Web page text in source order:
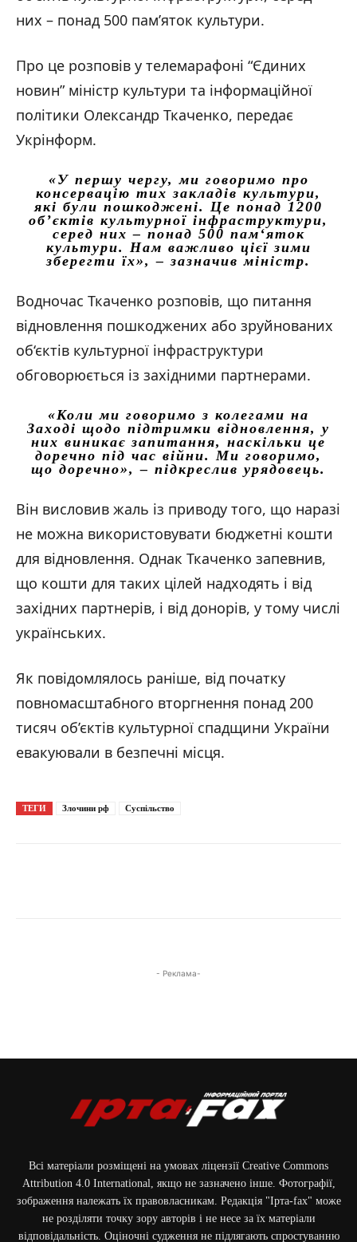
них – понад 500 пам’яток культури.
Про це розповів у телемарафоні “Єдиних
новин” міністр культури та інформаційної
політики Олександр Ткаченко, передає
Укрінформ.
«У першу чергу, ми говоримо про
консервацію тих закладів культури,
які були пошкоджені. Це понад 1200
об’єктів культурної інфраструктури,
серед них – понад 500 пам‘яток
культури. Нам важливо цієї зими
зберегти їх», – зазначив міністр.
Водночас Ткаченко розповів, що питання
відновлення пошкоджених або зруйнованих
об‘єктів культурної інфраструктури
обговорюється із західними партнерами.
«Коли ми говоримо з колегами на
Заході щодо підтримки відновлення, у
них виникає запитання, наскільки це
доречно під час війни. Ми говоримо,
що доречно», – підкреслив урядовець.
Він висловив жаль із приводу того, що наразі
не можна використовувати бюджетні кошти
для відновлення. Однак Ткаченко запевнив,
що кошти для таких цілей надходять і від
західних партнерів, і від донорів, у тому числі
українських.
Як повідомлялось раніше, від початку
повномасштабного вторгнення понад 200
тисяч об’єктів культурної спадщини України
евакуювали в безпечні місця.
ТЕГИ Злочини рф Суспільство
- Реклама-
Всі матеріали розміщені на умовах ліцензії Creative Commons
Attribution 4.0 International, якщо не зазначено інше. Фотографії,
зображення належать їх правовласникам. Редакція "Ірта-fax" може
не розділяти точку зору авторів і не несе за їх матеріали
відповідальність. Оціночні судження не підлягають спростуванню